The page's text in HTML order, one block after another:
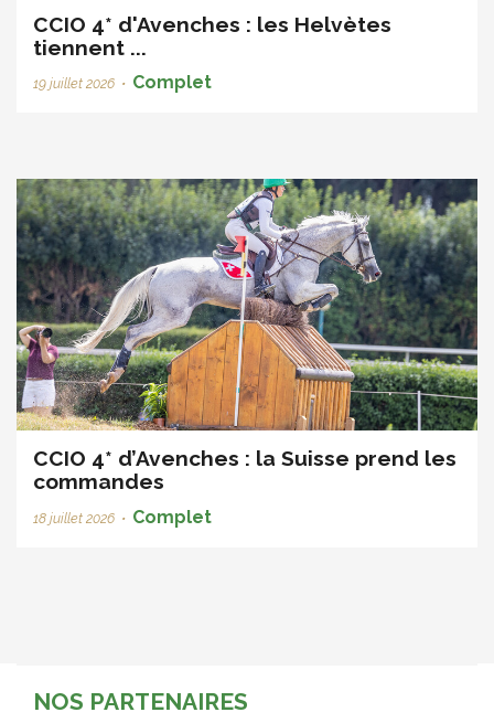
CCIO 4* d'Avenches : les Helvètes
tiennent ...
19 juillet 2026 • Complet
CCIO 4* d’Avenches : la Suisse prend les
commandes
18 juillet 2026 • Complet
NOS PARTENAIRES